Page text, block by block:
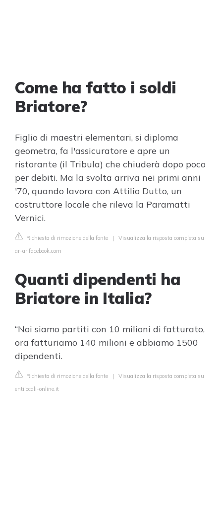
Come ha fatto i soldi
Briatore?
Figlio di maestri elementari, si diploma
geometra, fa l'assicuratore e apre un
ristorante (il Tribula) che chiuderà dopo poco
per debiti. Ma la svolta arriva nei primi anni
'70, quando lavora con Attilio Dutto, un
costruttore locale che rileva la Paramatti
Vernici.
Richiesta di rimozione della fonte | Visualizza la risposta completa su
ar-ar.facebook.com
Quanti dipendenti ha
Briatore in Italia?
“Noi siamo partiti con 10 milioni di fatturato,
ora fatturiamo 140 milioni e abbiamo 1500
dipendenti.
Richiesta di rimozione della fonte | Visualizza la risposta completa su
entilocali-online.it